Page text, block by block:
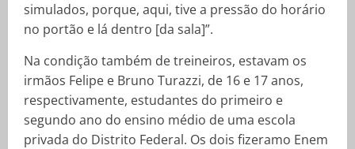
simulados, porque, aqui, tive a pressão do horário
no portão e lá dentro [da sala]”.
Na condição também de treineiros, estavam os
irmãos Felipe e Bruno Turazzi, de 16 e 17 anos,
respectivamente, estudantes do primeiro e
segundo ano do ensino médio de uma escola
privada do Distrito Federal. Os dois fizeramo Enem